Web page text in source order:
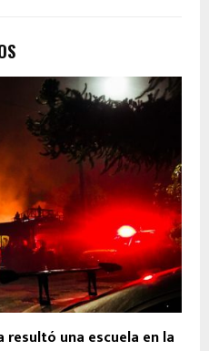
una escuela en la